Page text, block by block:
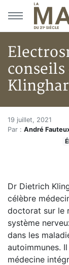
Aller au menu
Aller au contenu
Accueil
Articles
Électrosmog
19 juillet, 2021
Par : André
Dr Dietrich
célèbre
doctorat sur le
système
dans les
autoimmunes.
médecine